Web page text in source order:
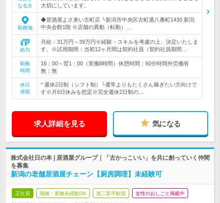
なる方
大切にしています。
勤務地
◆居酒屋よさ来い古町店 └新潟市中央区古町通八番町1430 新潟
中央会館1階 ※店舗の異動（転勤）…
給与
月給：31万円～39万円※経験・スキルを考慮の上、決定いたしま
す。※試用期間：当初12ヶ月間は契約社員（契約社員期間…
勤務
時間
16：00～翌1：00（実働8時間）休憩時間：60分時間外労働有
無：無
休日
休暇
* 週休2日制（シフト制）└通常よりもたくさん稼ぎたい方向けで
す※月6日休みを想定※完全週休2日制の…
求人詳細を見る 気になる
株式会社日の本 | 居酒屋グループ｜「古かっこいい」を共に創っていく仲間
を募集
新潟の老舗居酒屋チェーン【厨房調理】未経験可
正社員 職種・業種未経験OK 第二新卒歓迎 女性のおしごと掲載中